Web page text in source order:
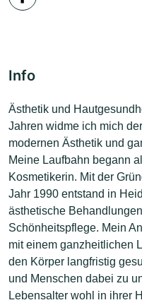
Info
Ästhetik und
Jahren widme ich mich
modernen Ästhetik und
Meine Laufbahn begann
Kosmetikerin. Mit der
Jahr 1990 entstand in
ästhetische
Schönheitspflege. Mein
mit einem ganzheitlichen
den Körper langfristig
und Menschen dabei zu
Lebensalter wohl in ihrer